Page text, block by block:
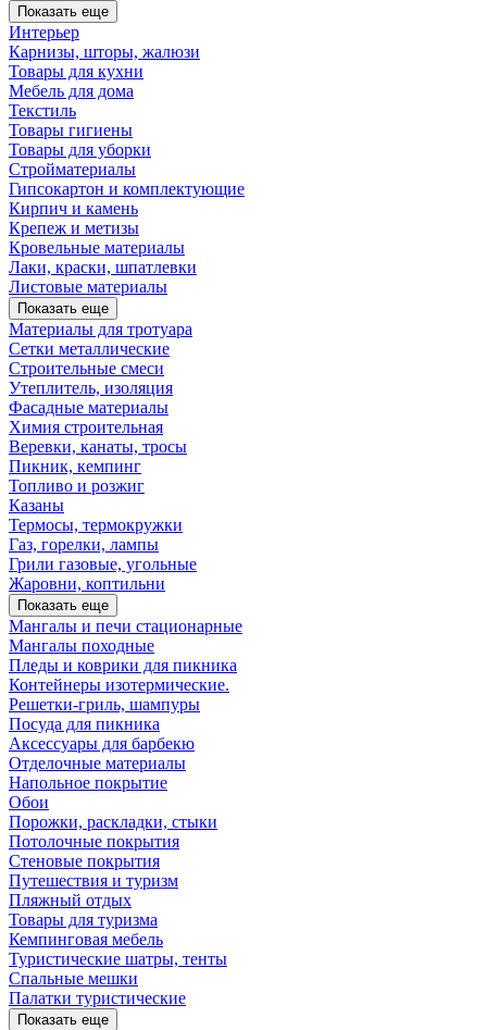
Показать еще
Интерьер
Карнизы, шторы, жалюзи
Товары для кухни
Мебель для дома
Текстиль
Товары гигиены
Товары для уборки
Стройматериалы
Гипсокартон и комплектующие
Кирпич и камень
Крепеж и метизы
Кровельные материалы
Лаки, краски, шпатлевки
Листовые материалы
Показать еще
Материалы для тротуара
Сетки металлические
Строительные смеси
Утеплитель, изоляция
Фасадные материалы
Химия строительная
Веревки, канаты, тросы
Пикник, кемпинг
Топливо и розжиг
Казаны
Термосы, термокружки
Газ, горелки, лампы
Грили газовые, угольные
Жаровни, коптильни
Показать еще
Мангалы и печи стационарные
Мангалы походные
Пледы и коврики для пикника
Контейнеры изотермические.
Решетки-гриль, шампуры
Посуда для пикника
Аксессуары для барбекю
Отделочные материалы
Напольное покрытие
Обои
Порожки, раскладки, стыки
Потолочные покрытия
Стеновые покрытия
Путешествия и туризм
Пляжный отдых
Товары для туризма
Кемпинговая мебель
Туристические шатры, тенты
Спальные мешки
Палатки туристические
Показать еще